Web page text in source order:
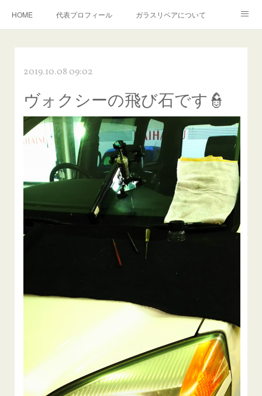
HOME 代表プロフィール ガラスリペアについて
飛び石施工料金について
当店へのアクセス 建築ガラスキズ取り・研磨・磨き
【プロ使用】フッ素系ガラストリートメント『アクアペル』
当店の良心的価格の理由について
欧州車モールの白サビやシミを落とす！
instagram記事 ガラスリペア施工価格
飛び石ひび割れでヒビ先が伸びた場合は？
2019.10.08 09:02
ヴォクシーの飛び石です👮